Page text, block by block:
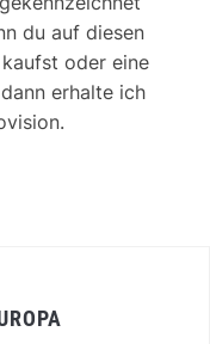
du auf diesen
oder eine
erhalte ich